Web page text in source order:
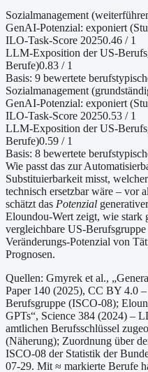
Sozialmanagement
GenAI-Potenzial: exponiert
ILO-Task-Score 20250.46 / 1
LLM-Exposition der US-
Berufe)0.83 / 1
Basis: 9 bewertete
Sozialmanagement
GenAI-Potenzial: exponiert
ILO-Task-Score 20250.53 / 1
LLM-Exposition der US-
Berufe)0.59 / 1
Basis: 8 bewertete
Wie passt das zur
Substituierbarkeit misst,
technisch ersetzbar wäre – vor
schätzt das Potenzial
Eloundou-Wert zeigt, wie stark
vergleichbare US-
Veränderungs-Potenzial von
Prognosen.
Quellen: Gmyrek et al.,
Paper 140 (2025), CC BY 4.0
Berufsgruppe (ISCO-08);
GPTs“, Science 384 (2024) –
amtlichen Berufsschlüssel
(Näherung); Zuordnung über
ISCO-08 der Statistik der
07-29. Mit ≈ markierte Berufe